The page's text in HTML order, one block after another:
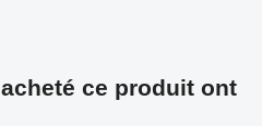
ce produit ont